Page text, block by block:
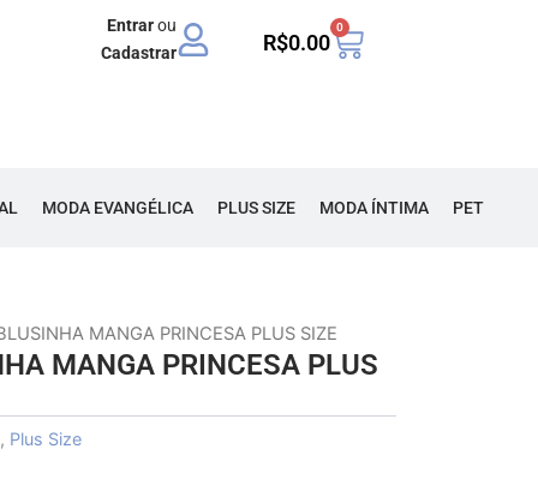
Entrarou
Cadastrar
R$0.00
0
Carrinho
MODA EVANGÉLICA PLUS SIZE MODA ÍNTIMA PET
MANGA PRINCESA PLUS SIZE
MANGA PRINCESA PLUS
, Plus Size